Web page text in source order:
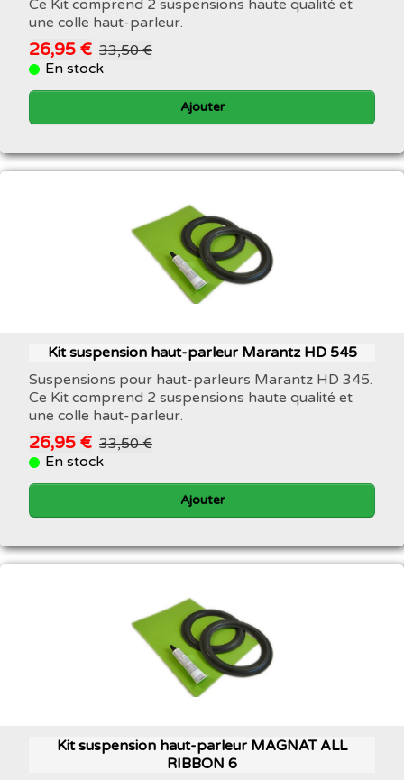
Ce Kit comprend 2 suspensions haute qualité et
une colle haut-parleur.
26,95 € 33,50 €
En stock
Ajouter
Kit suspension haut-parleur Marantz HD 545
Suspensions pour haut-parleurs Marantz HD 345.
Ce Kit comprend 2 suspensions haute qualité et
une colle haut-parleur.
26,95 € 33,50 €
En stock
Ajouter
Kit suspension haut-parleur MAGNAT ALL
RIBBON 6